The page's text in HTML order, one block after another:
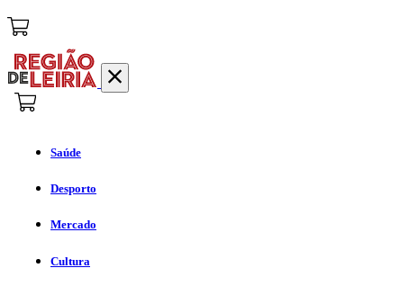
Saúde
Desporto
Mercado
Cultura